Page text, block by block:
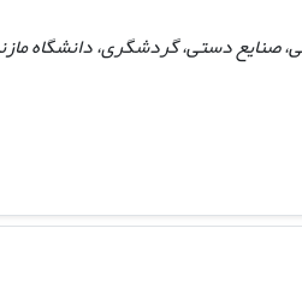
صنایع دستی، گردشگری، دانشگاه